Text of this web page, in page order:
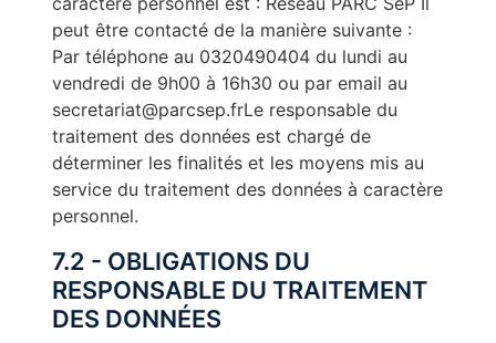
peut être contacté de la manière suivante :
Par téléphone au 0320490404 du lundi au
vendredi de 9h00 à 16h30 ou par email au
secretariat@parcsep.frLe responsable du
traitement des données est chargé de
déterminer les finalités et les moyens mis au
service du traitement des données à caractère
personnel.
7.2 - OBLIGATIONS DU
RESPONSABLE DU TRAITEMENT
DES DONNÉES